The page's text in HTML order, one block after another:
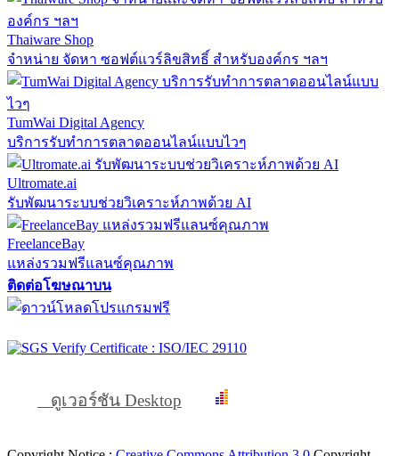
Thaiware Shop
จำหน่าย จัดหา ซอฟต์แวร์ลิขสิทธิ์ สำหรับองค์กร ฯลฯ
TumWai Digital Agency
บริการรับทำการตลาดออนไลน์แบบไวๆ
Ultromate.ai
รับพัฒนาระบบช่วยวิเคราะห์ภาพด้วย AI
FreelanceBay
แหล่งรวมฟรีแลนซ์คุณภาพ
ติดต่อโฆษณาบน
ดูเวอร์ชัน Desktop